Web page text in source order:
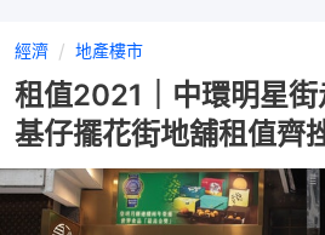
經濟 地產樓市
租值2021｜中環明星
基仔擺花街地舖租值齊